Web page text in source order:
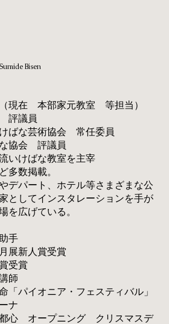
Sumide Bisen
在 本部家元教室 等担当）
評議員
ばな芸術協会 常任委員
協会 評議員
いけばな教室を主宰
多数掲載。
デパート、ホテル等さまざまな公
としてインスタレーションを手が
を広げている。
手
展新人賞受賞
受賞
師
「パイオニア・フェスティバル」
ナ
心 オープニング クリスマスデ